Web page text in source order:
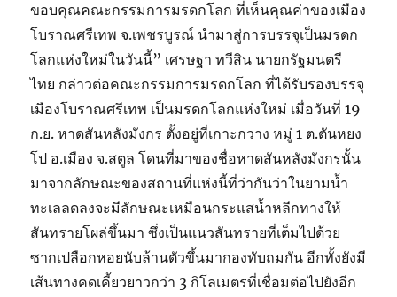
ขอบคุณคณะกรรมการมรดกโลก ที่เห็นคุณค่าของเมือง
โบราณศรีเทพ จ.เพชรบูรณ์ นำมาสู่การบรรจุเป็นมรดก
โลกแห่งใหม่ในวันนี้” เศรษฐา ทวีสิน นายกรัฐมนตรี
ไทย กล่าวต่อคณะกรรมการมรดกโลก ที่ได้รับรองบรรจุ
เมืองโบราณศรีเทพ เป็นมรดกโลกแห่งใหม่ เมื่อวันที่ 19
ก.ย. หาดสันหลังมังกร ตั้งอยู่ที่เกาะกวาง หมู่ 1 ต.ตันหยง
โป อ.เมือง จ.สตูล โดนที่มาของชื่อหาดสันหลังมังกรนั้น
มาจากลักษณะของสถานที่แห่งนี้ที่ว่ากันว่าในยามน้ำ
ทะเลลดลงจะมีลักษณะเหมือนกระแสน้ำหลีกทางให้
สันทรายโผล่ขึ้นมา ซึ่งเป็นแนวสันทรายที่เต็มไปด้วย
ซากเปลือกหอยนับล้านตัวขึ้นมากองทับถมกัน อีกทั้งยังมี
เส้นทางคดเคี้ยวยาวกว่า 3 กิโลเมตรที่เชื่อมต่อไปยังอีก